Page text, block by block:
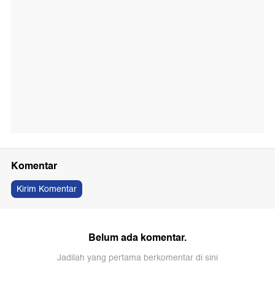
Komentar
Kirim Komentar
Belum ada komentar.
Jadilah yang pertama berkomentar di sini